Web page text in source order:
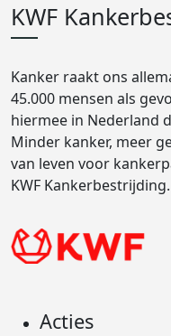
KWF
Kanker raakt ons
45.000 mensen als
hiermee in Nederland
Minder kanker, meer
van leven voor
KWF Kankerbestrijding.
Acties